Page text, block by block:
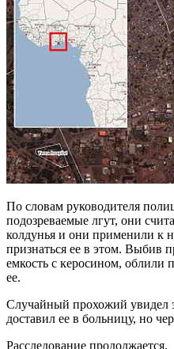
По словам руководителя
подозреваемые лгут, они
колдунья и они применили к
признаться ее в этом. Выбив
емкость с керосином,
ее.
Случайный прохожий увидел
доставил ее в больницу, но
Расследование продолжается.